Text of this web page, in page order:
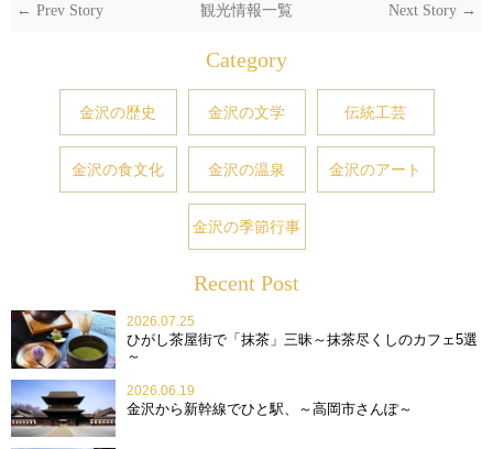
← Prev Story 観光情報一覧 Next Story →
Category
金沢の歴史 金沢の文学 伝統工芸
金沢の食文化 金沢の温泉 金沢のアート
金沢の季節行事
Recent Post
2026.07.25
ひがし茶屋街で「抹茶」三昧～抹茶尽くしのカフェ5選
～
2026.06.19
金沢から新幹線でひと駅、～高岡市さんぽ～